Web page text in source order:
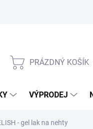
NÁKUPNÍ
PRÁZDNÝ KOŠÍK
VÝPRODEJ
- gel lak na nehty